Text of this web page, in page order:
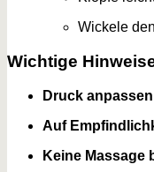
Wickele
Wichtige
Druck
Auf
Keine Massage